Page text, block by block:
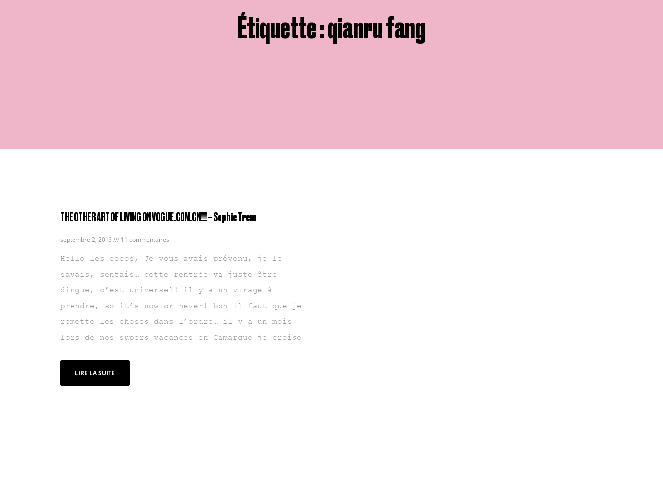
Étiquette : qianru fang
THE OTHER ART OF LIVING ON VOGUE.COM.CN!!! – Sophie Trem
septembre 2, 2013 11 commentaires
Hello les cocos, Je vous avais prévenu, je le
savais, sentais… cette rentrée va juste être
dingue, c’est universel! il y a un virage à
prendre, so it’s now or never! bon il faut que je
remette les choses dans l’ordre… il y a un mois
lors de nos supers vacances en Camargue je croise
LIRE LA SUITE